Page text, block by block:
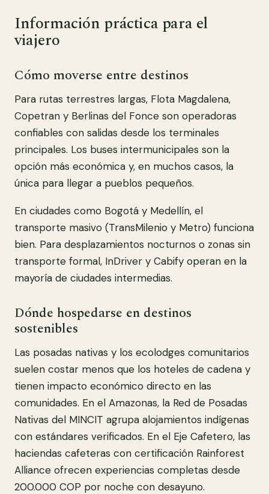
Información práctica para el
viajero
Cómo moverse entre destinos
Para rutas terrestres largas, Flota Magdalena,
Copetran y Berlinas del Fonce son operadoras
confiables con salidas desde los terminales
principales. Los buses intermunicipales son la
opción más económica y, en muchos casos, la
única para llegar a pueblos pequeños.
En ciudades como Bogotá y Medellín, el
transporte masivo (TransMilenio y Metro) funciona
bien. Para desplazamientos nocturnos o zonas sin
transporte formal, InDriver y Cabify operan en la
mayoría de ciudades intermedias.
Dónde hospedarse en destinos
sostenibles
Las posadas nativas y los ecolodges comunitarios
suelen costar menos que los hoteles de cadena y
tienen impacto económico directo en las
comunidades. En el Amazonas, la Red de Posadas
Nativas del MINCIT agrupa alojamientos indígenas
con estándares verificados. En el Eje Cafetero, las
haciendas cafeteras con certificación Rainforest
Alliance ofrecen experiencias completas desde
200.000 COP por noche con desayuno.